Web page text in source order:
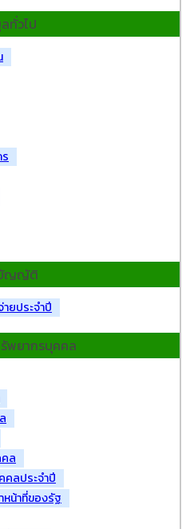
ทั่วไป
ญญัติ
ยประจำปี
พยากรบุคคล
ล
คลประจำปี
หน้าที่ของรัฐ